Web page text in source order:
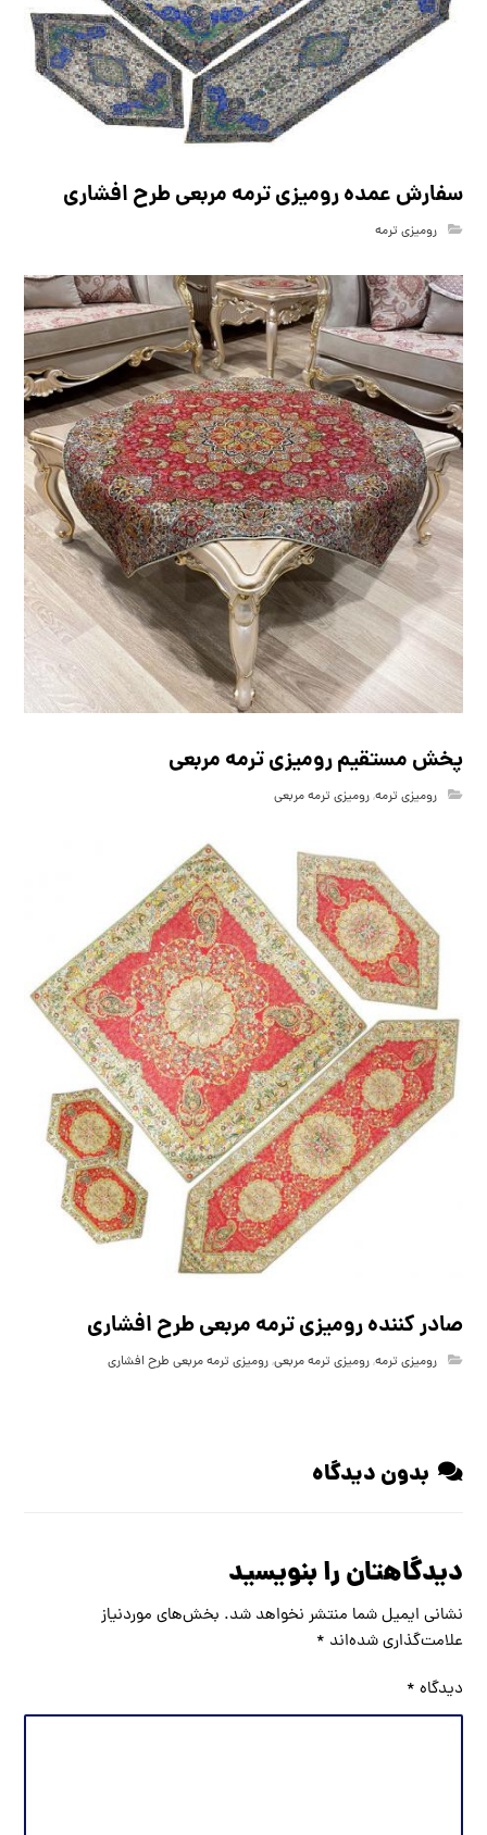
سفارش عمده رومیزی ترمه مربعی طرح افشاری
رومیزی ترمه
پخش مستقیم رومیزی ترمه مربعی
رومیزی ترمه,رومیزی ترمه مربعی
صادر کننده رومیزی ترمه مربعی طرح افشاری
رومیزی ترمه,رومیزی ترمه مربعی,رومیزی ترمه مربعی طرح افشاری
بدون دیدگاه
دیدگاهتان را بنویسید
نشانی ایمیل شما منتشر نخواهد شد. بخش‌های موردنیاز
علامت‌گذاری شده‌اند *
دیدگاه *